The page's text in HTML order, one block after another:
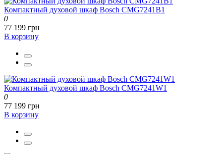
Компактный духовой шкаф Bosch CMG7241B1
0
77 199 грн
В корзину
Компактный духовой шкаф Bosch CMG7241W1
0
77 199 грн
В корзину